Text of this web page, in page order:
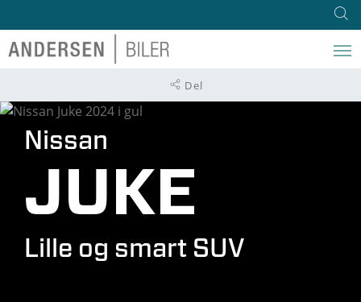
Del
Nissan
JUKE
Lille og smart SUV